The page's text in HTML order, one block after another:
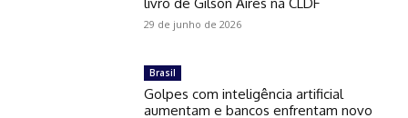
29 de junho de 2026
Brasil
Golpes com inteligência artificial
aumentam e bancos enfrentam novo